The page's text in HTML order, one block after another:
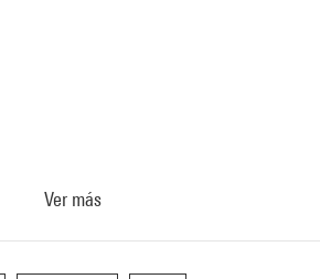
Ver más